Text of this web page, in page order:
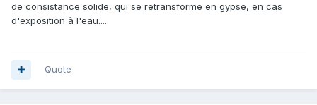
de consistance solide, qui se retransforme en gypse, en cas
d'exposition à l'eau....
Quote